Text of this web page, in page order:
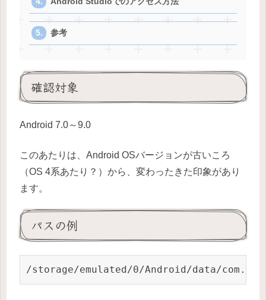
参考
確認対象
Android 7.0～9.0
このあたりは、Android OSバージョンが古いころ
（OS 4系あたり？）から、変わったきた印象があり
ます。
パスの例